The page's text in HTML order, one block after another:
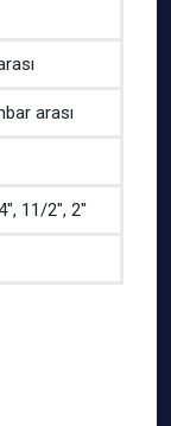
arası
11/2″, 2″